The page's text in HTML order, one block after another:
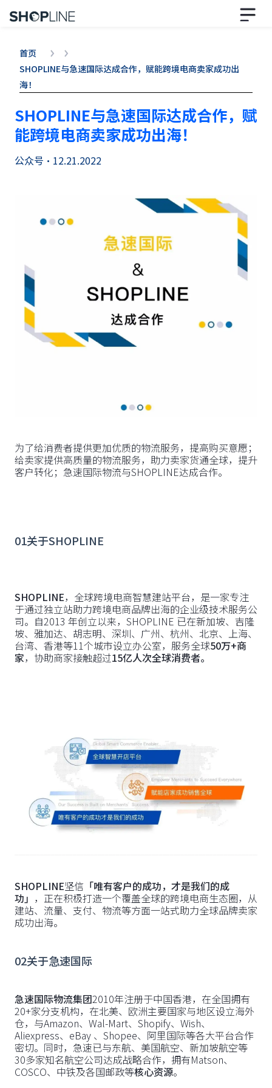
首页
SHOPLINE与急速国际达成合作，赋能跨境电商卖家成功出
海！
SHOPLINE与急速国际达成合作，赋
能跨境电商卖家成功出海！
公众号 • 12.21.2022
为了给消费者提供更加优质的物流服务，提高购买意愿；
给卖家提供高质量的物流服务，助力卖家货通全球，提升
客户转化；急速国际物流与SHOPLINE达成合作。
01关于SHOPLINE
SHOPLINE，全球跨境电商智慧建站平台，是一家专注
于通过独立站助力跨境电商品牌出海的企业级技术服务公
司。自2013 年创立以来，SHOPLINE 已在新加坡、吉隆
坡、雅加达、胡志明、深圳、广州、杭州、北京、上海、
台湾、香港等11个城市设立办公室，服务全球50万+商
家，协助商家接触超过15亿人次全球消费者。
SHOPLINE坚信 「唯有客户的成功，才是我们的成
功」 ，正在积极打造一个覆盖全球的跨境电商生态圈，从
建站、流量、支付、物流等方面一站式助力全球品牌卖家
成功出海。
02关于急速国际
急速国际物流集团2010年注册于中国香港，在全国拥有
20+家分支机构，在北美、欧洲主要国家与地区设立海外
仓，与Amazon、Wal-Mart、Shopify、Wish、
Aliexpress、eBay 、Shopee、阿里国际等各大平台合作
密切。同时，急速已与东航、美国航空、新加坡航空等
30多家知名航空公司达成战略合作，拥有Matson、
COSCO、中铁及各国邮政等核心资源。